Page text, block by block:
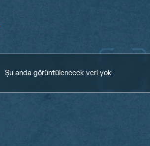
Şu anda görüntülenecek veri yok